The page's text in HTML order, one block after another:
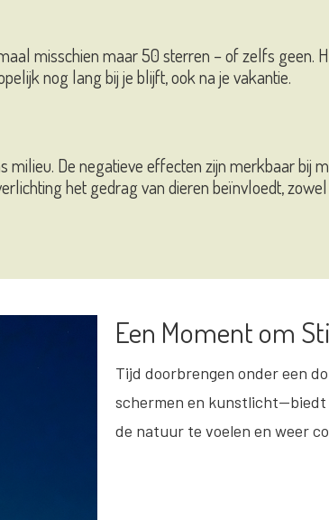
misschien maar 50 sterren – of zelfs geen.
nog lang bij je blijft, ook na je vakantie.
De negatieve effecten zijn merkbaar bij
het gedrag van dieren beïnvloedt, zowel
Een Moment om
Tijd doorbrengen onder een
schermen en kunstlicht—biedt
de natuur te voelen en weer